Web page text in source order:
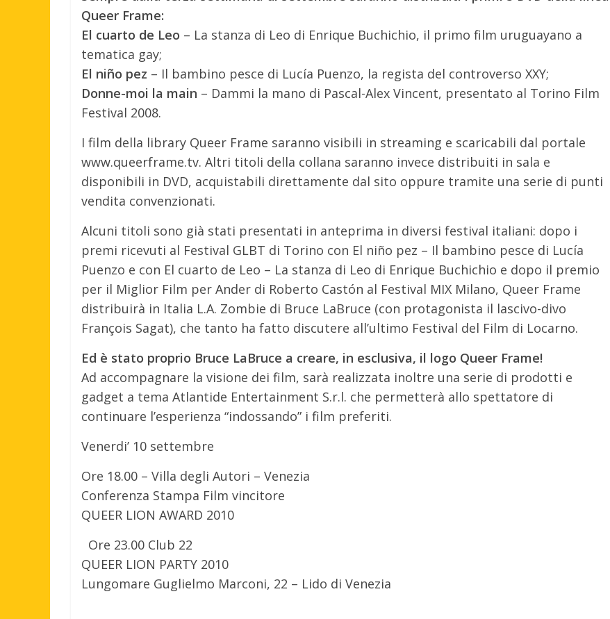
Queer Frame:
El cuarto de Leo – La stanza di Leo di Enrique Buchichio, il primo film uruguayano a
tematica gay;
El niño pez – Il bambino pesce di Lucía Puenzo, la regista del controverso XXY;
Donne-moi la main – Dammi la mano di Pascal-Alex Vincent, presentato al Torino Film
Festival 2008.
I film della library Queer Frame saranno visibili in streaming e scaricabili dal portale
www.queerframe.tv. Altri titoli della collana saranno invece distribuiti in sala e
disponibili in DVD, acquistabili direttamente dal sito oppure tramite una serie di punti
vendita convenzionati.
Alcuni titoli sono già stati presentati in anteprima in diversi festival italiani: dopo i
premi ricevuti al Festival GLBT di Torino con El niño pez – Il bambino pesce di Lucía
Puenzo e con El cuarto de Leo – La stanza di Leo di Enrique Buchichio e dopo il premio
per il Miglior Film per Ander di Roberto Castón al Festival MIX Milano, Queer Frame
distribuirà in Italia L.A. Zombie di Bruce LaBruce (con protagonista il lascivo-divo
François Sagat), che tanto ha fatto discutere all’ultimo Festival del Film di Locarno.
Ed è stato proprio Bruce LaBruce a creare, in esclusiva, il logo Queer Frame!
Ad accompagnare la visione dei film, sarà realizzata inoltre una serie di prodotti e
gadget a tema Atlantide Entertainment S.r.l. che permetterà allo spettatore di
continuare l’esperienza “indossando” i film preferiti.
Venerdi’ 10 settembre
Ore 18.00 – Villa degli Autori – Venezia
Conferenza Stampa Film vincitore
QUEER LION AWARD 2010
Ore 23.00 Club 22
QUEER LION PARTY 2010
Lungomare Guglielmo Marconi, 22 – Lido di Venezia